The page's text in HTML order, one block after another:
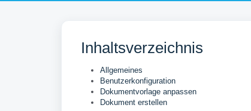
Inhaltsverzeichnis
Allgemeines
Benutzerkonfiguration
Dokumentvorlage anpassen
Dokument erstellen